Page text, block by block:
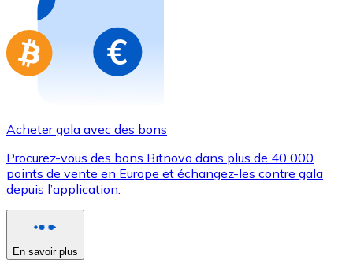
Aller à la boutique de cartes-cadeaux
Acheter gala avec des bons
Procurez-vous des bons Bitnovo dans plus de 40 000
points de vente en Europe et échangez-les contre gala
depuis l’application.
En savoir plus